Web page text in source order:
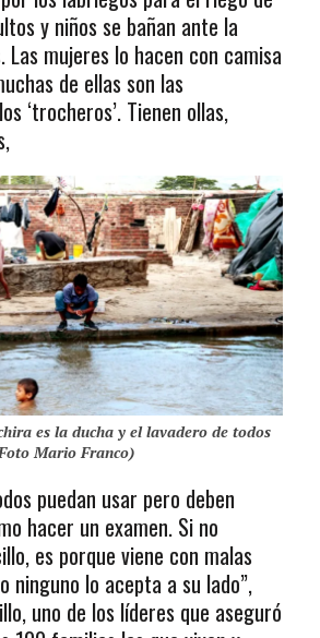
y niños se bañan ante la
Las mujeres lo hacen con camisa
de ellas son las
‘trocheros’. Tienen ollas,
es la ducha y el lavadero de todos
Mario Franco)
puedan usar pero deben
hacer un examen. Si no
es porque viene con malas
ninguno lo acepta a su lado”,
uno de los líderes que aseguró